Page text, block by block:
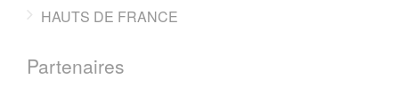
HAUTS DE FRANCE
Partenaires